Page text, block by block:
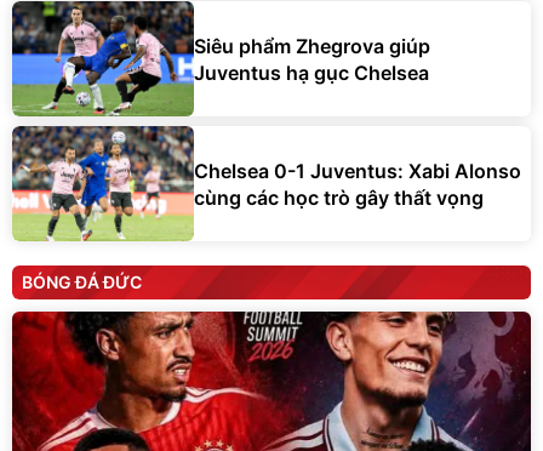
Siêu phẩm Zhegrova giúp
Juventus hạ gục Chelsea
Chelsea 0-1 Juventus: Xabi Alonso
cùng các học trò gây thất vọng
BÓNG ĐÁ ĐỨC